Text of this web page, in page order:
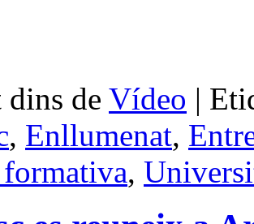
de Vídeo |
, Enllumenat,
,